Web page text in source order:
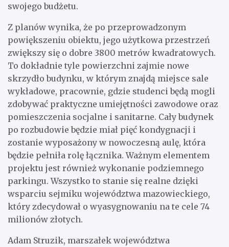
swojego budżetu.
Z planów wynika, że po przeprowadzonym
powiększeniu obiektu, jego użytkowa przestrzeń
zwiększy się o dobre 3800 metrów kwadratowych.
To dokładnie tyle powierzchni zajmie nowe
skrzydło budynku, w którym znajdą miejsce sale
wykładowe, pracownie, gdzie studenci będą mogli
zdobywać praktyczne umiejętności zawodowe oraz
pomieszczenia socjalne i sanitarne. Cały budynek
po rozbudowie będzie miał pięć kondygnacji i
zostanie wyposażony w nowoczesną aulę, która
będzie pełniła rolę łącznika. Ważnym elementem
projektu jest również wykonanie podziemnego
parkingu. Wszystko to stanie się realne dzięki
wsparciu sejmiku województwa mazowieckiego,
który zdecydował o wyasygnowaniu na te cele 74
milionów złotych.
Adam Struzik, marszałek województwa